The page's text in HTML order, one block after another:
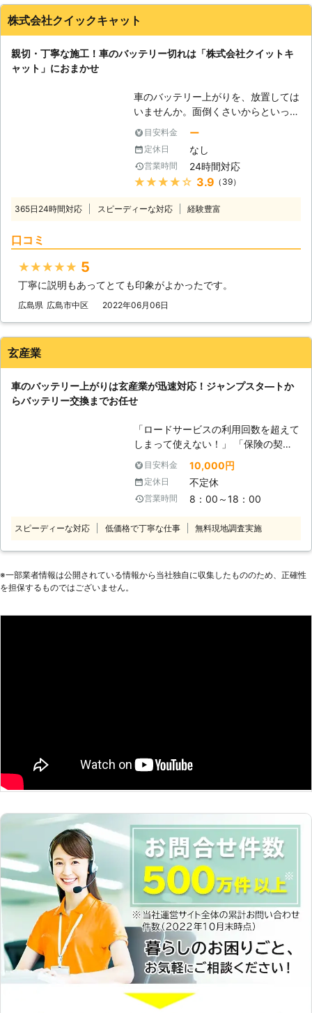
株式会社クイックキャット
親切・丁寧な施工！車のバッテリー切れは「株式会社クイットキ
ャット」におまかせ
車のバッテリー上がりを、放置しては
いませんか。面倒くさいからといって
バッテリー上がりを放置してしまう
と、タンク内のガソリンが固まって詰
まりを引き起こす恐れがあります。そ
のため、車のバッテリー上がりはすぐ
にでも解消する必要があるのです。
きは、「株式会社クイックキャット」
てしまったからです。車のエンジンは
バッテリー内の電気を利用して動きだ
って動かなくなってしまいます。
●24時間365日で対応可能！突然の事
できます 車のバッテリーが上がって
しまったことに気づくのは、車を運転
しようとしたけれどうんともすんとも
動かないときです。実際に運転をしよ
うとしたその瞬間に気が付くので、時
間的に余裕がないことも多いでしょ
社クイックキャット」の出番です！弊
社は、24時間365日対応していま
えて準備しているからこそ、お客様か
目安料金 ー
定休日 なし
営業時間 24時間対応
★★★★★ 3.9 （39）
365日24時間対応 スピーディーな対応 経験豊富
口コミ
★★★★★ 5
丁寧に説明もあってとても印象がよかったです。
広島県 広島市中区 2022年06月06日
玄産業
車のバッテリー上がりは玄産業が迅速対応！ジャンプスタ―トか
らバッテリー交換までお任せ
「ロードサービスの利用回数を超えて
しまって使えない！」 「保険の契約
業者だと時間がかかると言われてしま
った」 このようなときは玄産業にご
連絡ください！車のバッテリーが上が
ってエンジンがかからない時、エンジ
点を構える当店なら市内は最短1時間
自動車整備経験のある当店のスタッフ
も安心して任せていただけます。 ま
目安料金 10,000円
定休日 不定休
営業時間 8：00～18：00
スピーディーな対応 低価格で丁寧な仕事 無料現地調査実施
※⼀部業者情報は公開されている情報から当社独⾃に収集したもののため、正確性
を担保するものではございません。